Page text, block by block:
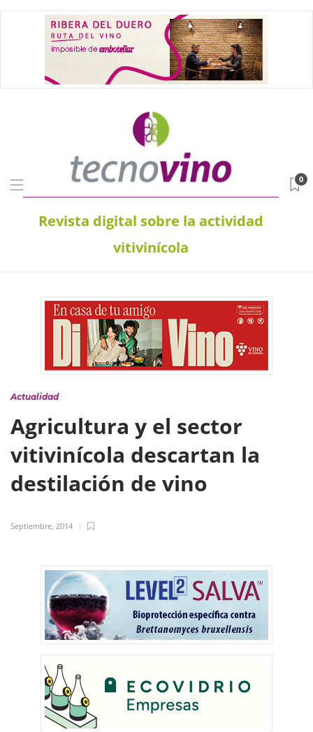
Revista digital sobre la actividad
vitivinícola
0
Actualidad
Agricultura y el sector
vitivinícola descartan la
destilación de vino
Septiembre, 2014